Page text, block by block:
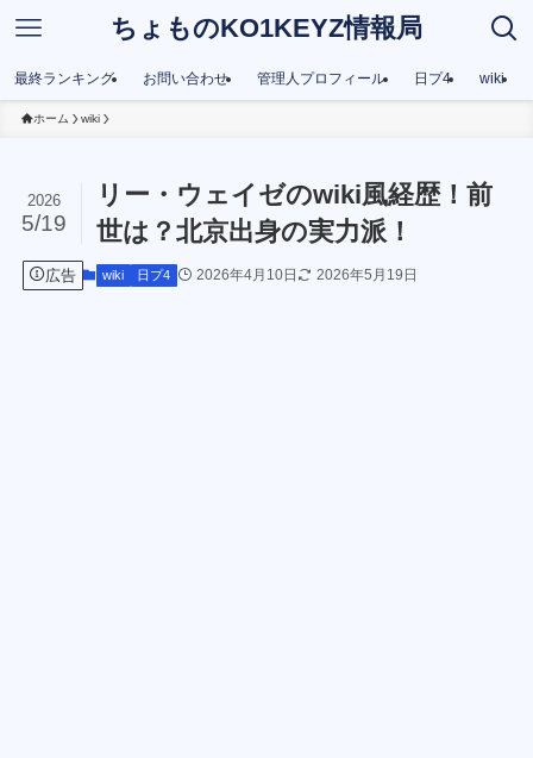
ちょものKO1KEYZ情報局
最終ランキング お問い合わせ 管理人プロフィール 日プ4 wiki
ホーム wiki
リー・ウェイゼのwiki風経歴！前
世は？北京出身の実力派！
2026
5/19
広告 wiki 日プ4 2026年4月10日 2026年5月19日